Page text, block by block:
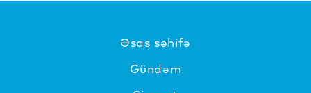
Əsas səhifə
Gündəm